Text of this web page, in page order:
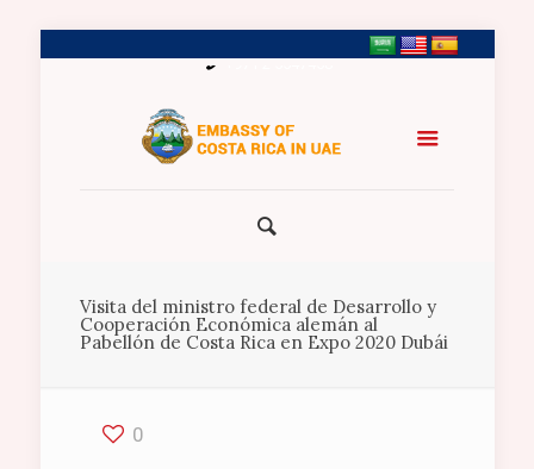
+971 2 5547458
Visita del ministro federal de Desarrollo y
Cooperación Económica alemán al
Pabellón de Costa Rica en Expo 2020 Dubái
0